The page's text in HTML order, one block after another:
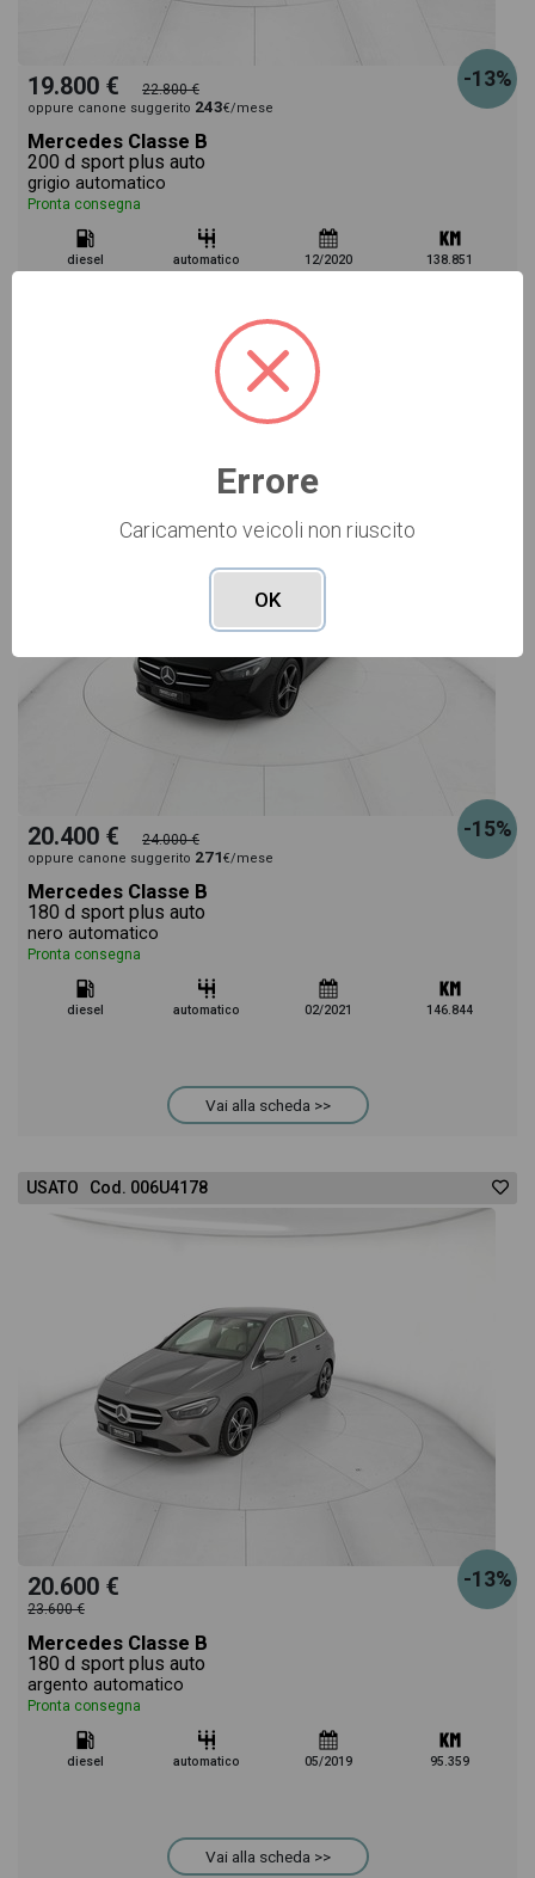
-13%
19.800 € 22.800 €
oppure canone suggerito 243€/mese
Mercedes Classe B
200 d sport plus auto
grigio automatico
Pronta consegna
diesel automatico 12/2020 138.851
Vai alla scheda >>
-15%
20.400 € 24.000 €
oppure canone suggerito 271€/mese
Mercedes Classe B
180 d sport plus auto
nero automatico
Pronta consegna
diesel automatico 02/2021 146.844
Vai alla scheda >>
USATO Cod. 006U4178
-13%
20.600 €
23.600 €
Mercedes Classe B
180 d sport plus auto
argento automatico
Pronta consegna
diesel automatico 05/2019 95.359
Vai alla scheda >>
Errore
Caricamento veicoli non riuscito
OK